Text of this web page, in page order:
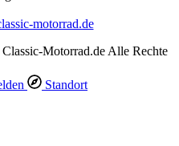
motorrad.de
Motorrad.de Alle Rechte
Standort